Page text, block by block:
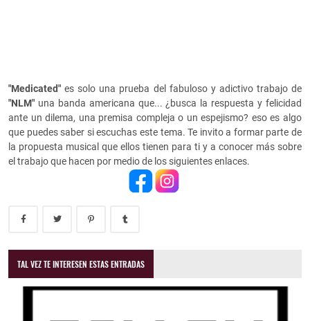
"Medicated" es solo una prueba del fabuloso y adictivo trabajo de
"NLM" una banda americana que... ¿busca la respuesta y felicidad
ante un dilema, una premisa compleja o un espejismo? eso es algo
que puedes saber si escuchas este tema. Te invito a formar parte de
la propuesta musical que ellos tienen para ti y a conocer más sobre
el trabajo que hacen por medio de los siguientes enlaces.
TAL VEZ TE INTERESEN ESTAS ENTRADAS